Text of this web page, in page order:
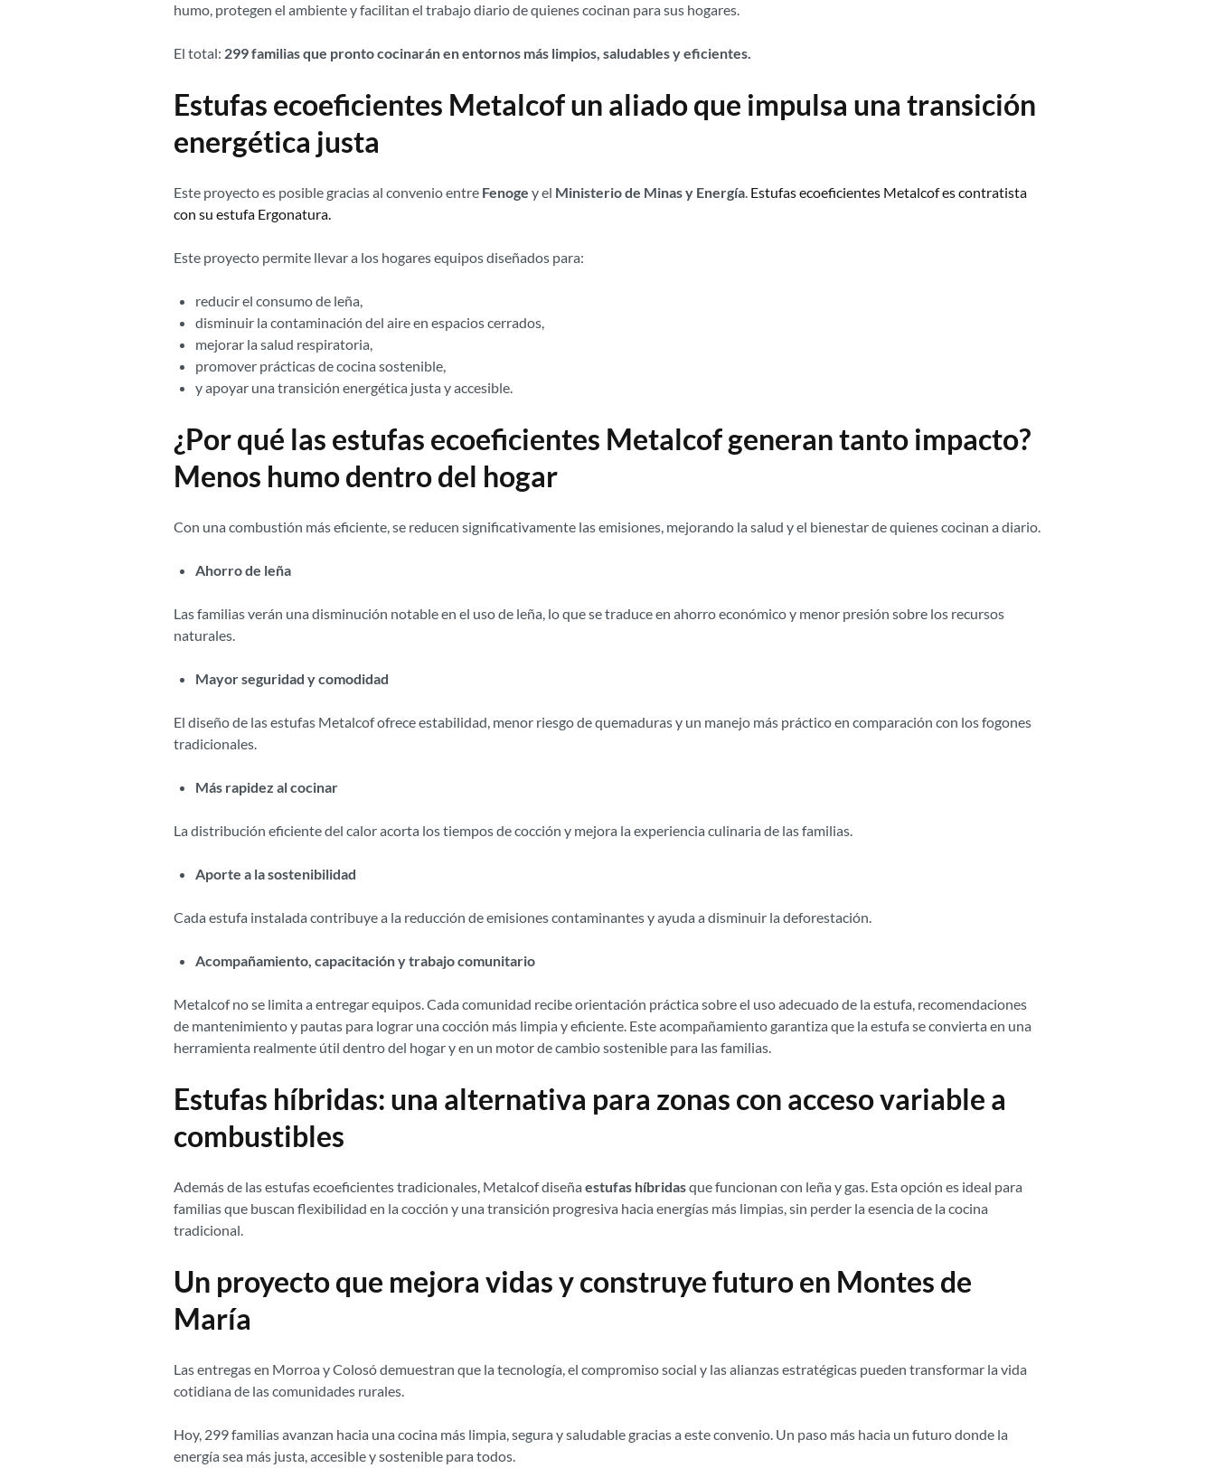
humo, protegen el ambiente y facilitan el trabajo diario de quienes cocinan para sus hogares.
El total: 299 familias que pronto cocinarán en entornos más limpios, saludables y eficientes.
Estufas ecoeficientes Metalcof un aliado que impulsa una transición
energética justa
Este proyecto es posible gracias al convenio entre Fenoge y el Ministerio de Minas y Energía. Estufas ecoeficientes Metalcof es contratista
con su estufa Ergonatura.
Este proyecto permite llevar a los hogares equipos diseñados para:
reducir el consumo de leña,
disminuir la contaminación del aire en espacios cerrados,
mejorar la salud respiratoria,
promover prácticas de cocina sostenible,
y apoyar una transición energética justa y accesible.
¿Por qué las estufas ecoeficientes Metalcof generan tanto impacto?
Menos humo dentro del hogar
Con una combustión más eficiente, se reducen significativamente las emisiones, mejorando la salud y el bienestar de quienes cocinan a diario.
Ahorro de leña
Las familias verán una disminución notable en el uso de leña, lo que se traduce en ahorro económico y menor presión sobre los recursos
naturales.
Mayor seguridad y comodidad
El diseño de las estufas Metalcof ofrece estabilidad, menor riesgo de quemaduras y un manejo más práctico en comparación con los fogones
tradicionales.
Más rapidez al cocinar
La distribución eficiente del calor acorta los tiempos de cocción y mejora la experiencia culinaria de las familias.
Aporte a la sostenibilidad
Cada estufa instalada contribuye a la reducción de emisiones contaminantes y ayuda a disminuir la deforestación.
Acompañamiento, capacitación y trabajo comunitario
Metalcof no se limita a entregar equipos. Cada comunidad recibe orientación práctica sobre el uso adecuado de la estufa, recomendaciones
de mantenimiento y pautas para lograr una cocción más limpia y eficiente. Este acompañamiento garantiza que la estufa se convierta en una
herramienta realmente útil dentro del hogar y en un motor de cambio sostenible para las familias.
Estufas híbridas: una alternativa para zonas con acceso variable a
combustibles
Además de las estufas ecoeficientes tradicionales, Metalcof diseña estufas híbridasque funcionan con leña y gas. Esta opción es ideal para
familias que buscan flexibilidad en la cocción y una transición progresiva hacia energías más limpias, sin perder la esencia de la cocina
tradicional.
Un proyecto que mejora vidas y construye futuro en Montes de
María
Las entregas en Morroa y Colosó demuestran que la tecnología, el compromiso social y las alianzas estratégicas pueden transformar la vida
cotidiana de las comunidades rurales.
Hoy, 299 familias avanzan hacia una cocina más limpia, segura y saludable gracias a este convenio. Un paso más hacia un futuro donde la
energía sea más justa, accesible y sostenible para todos.